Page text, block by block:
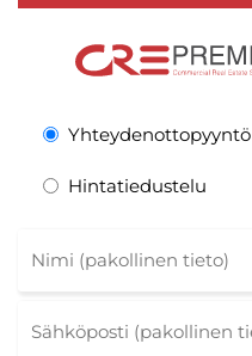
Yhteydenottopyyntö
Hintatiedustelu